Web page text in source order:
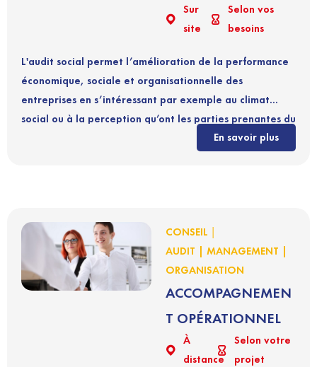
Sur
site
Selon vos
besoins
L'audit social permet l’amélioration de la performance
économique, sociale et organisationnelle des
entreprises en s’intéressant par exemple au climat
social ou à la perception qu’ont les parties prenantes du
En savoir plus
CONSEIL |
AUDIT | MANAGEMENT |
ORGANISATION
ACCOMPAGNEMEN
T OPÉRATIONNEL
À
distance
Selon votre
projet